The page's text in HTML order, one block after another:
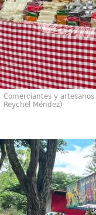
Comerciantes y
Reychel Méndez)